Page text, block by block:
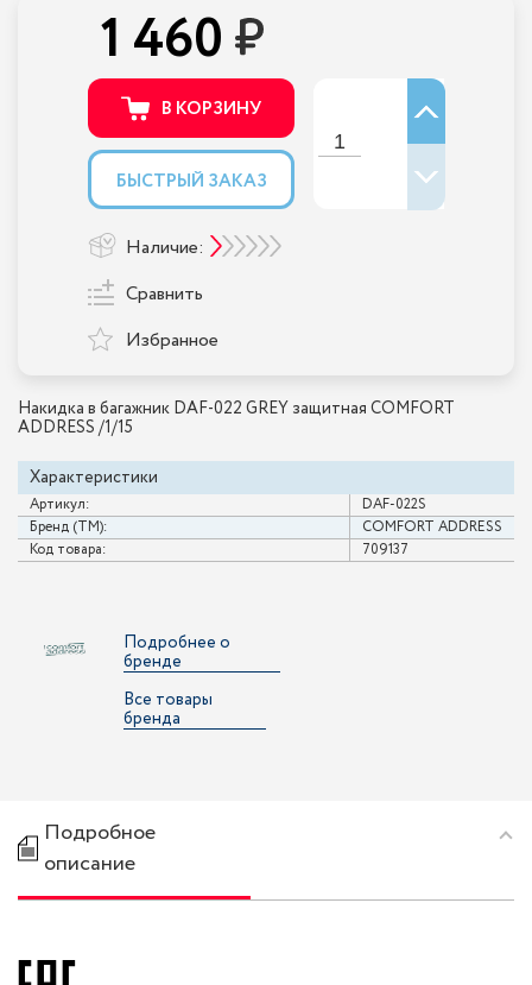
Накидка в багажник DAF-022 GREY защитная COMFORT
ADDRESS /1/15
Характеристики
Артикул:
DAF-022S
Бренд (ТМ):
COMFORT ADDRESS
Код товара:
709137
1 460
В КОРЗИНУ
БЫСТРЫЙ ЗАКАЗ
Наличие:
Сравнить
Избранное
Подробнее о
бренде
Все товары
бренда
Подробное
описание